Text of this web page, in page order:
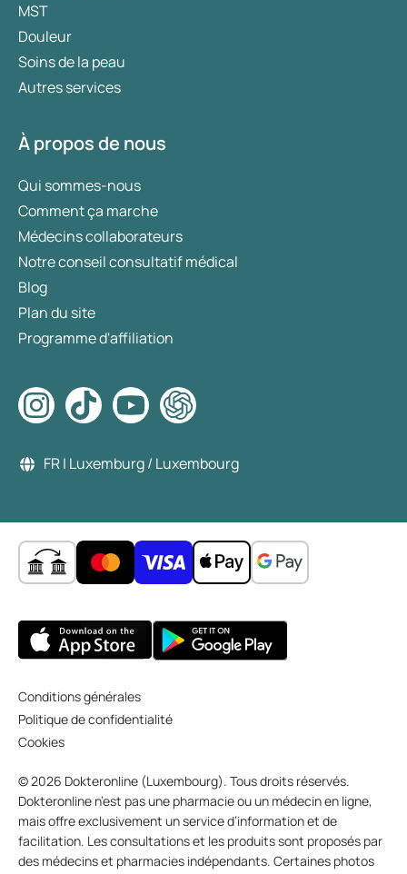
MST
Douleur
Soins de la peau
Autres services
À propos de nous
Qui sommes-nous
Comment ça marche
Médecins collaborateurs
Notre conseil consultatif médical
Blog
Plan du site
Programme d'affiliation
FR | Luxemburg / Luxembourg
Conditions générales
Politique de confidentialité
Cookies
© 2026 Dokteronline (Luxembourg). Tous droits réservés.
Dokteronline n’est pas une pharmacie ou un médecin en ligne,
mais offre exclusivement un service d’information et de
facilitation. Les consultations et les produits sont proposés par
des médecins et pharmacies indépendants. Certaines photos